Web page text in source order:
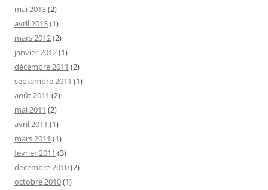
mai 2013(2)
avril 2013(1)
mars 2012(2)
janvier 2012(1)
décembre 2011 (2)
septembre 2011 (1)
août 2011 (2)
mai 2011 (2)
avril 2011 (1)
mars 2011 (1)
février 2011 (3)
décembre 2010(2)
octobre 2010(1)